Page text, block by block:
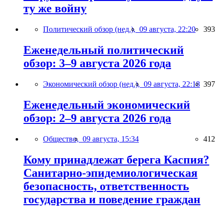
ту же войну
Политический обзор (нед.), 09 августа, 22:20 393
Еженедельный политический
обзор: 3–9 августа 2026 года
Экономический обзор (нед.), 09 августа, 22:18 397
Еженедельный экономический
обзор: 2–9 августа 2026 года
Общество, 09 августа, 15:34 412
Кому принадлежат берега Каспия?
Санитарно-эпидемиологическая
безопасность, ответственность
государства и поведение граждан